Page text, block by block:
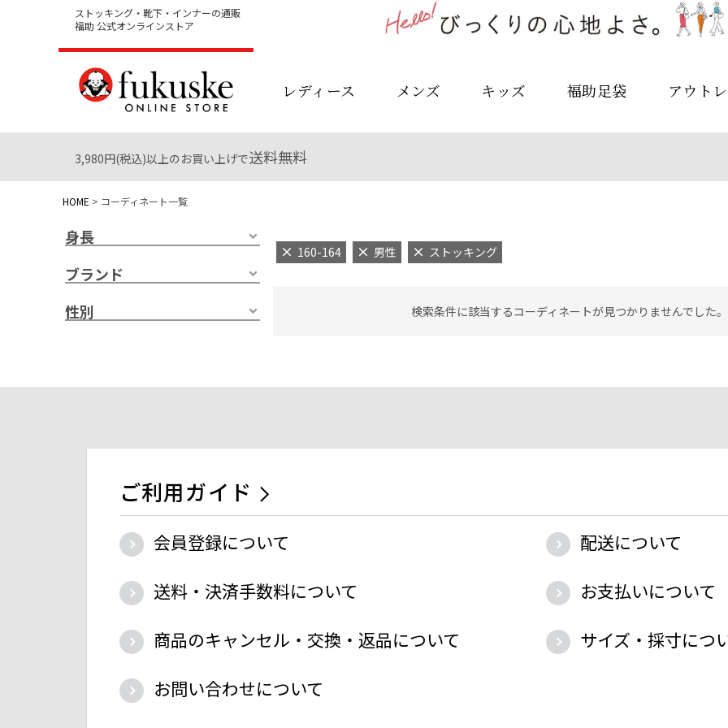
ストッキング・靴下・インナーの通販
福助 公式オンラインストア
レディース メンズ キッズ 福助足袋 アウト
3,980円(税込)以上のお買い上げで送料無料
HOME コーディネート一覧
身長
ブランド
性別
160-164 男性 ストッキング
検索条件に該当するコーディネートが見つかりませんでした
ご利用ガイド
会員登録について
配送について
送料・決済手数料について
お支払いについて
商品のキャンセル・交換・返品について
サイズ・採寸につ
お問い合わせについて